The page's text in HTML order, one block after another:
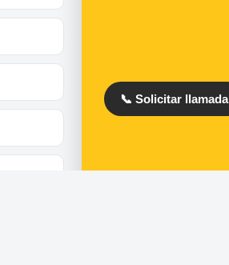
📞 Solicitar llamada